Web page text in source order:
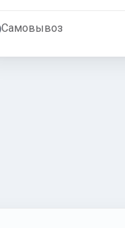
Самовывоз